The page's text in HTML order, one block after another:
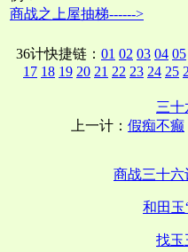
商战之上屋抽梯------>
36计快捷链： 01 02 03 04 05
17 18 19 20 21 22 23 24 25
三十
上一计： 假痴不癫
商战三十六
和田玉
找玉